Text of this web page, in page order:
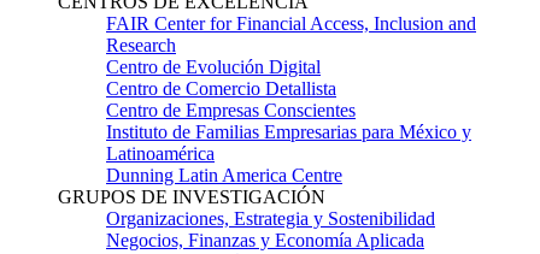
FAIR Center for Financial Access, Inclusion and
Research
Centro de Evolución Digital
Centro de Comercio Detallista
Centro de Empresas Conscientes
Instituto de Familias Empresarias para México y
Latinoamérica
Dunning Latin America Centre
GRUPOS DE INVESTIGACIÓN
Organizaciones, Estrategia y Sostenibilidad
Negocios, Finanzas y Economía Aplicada